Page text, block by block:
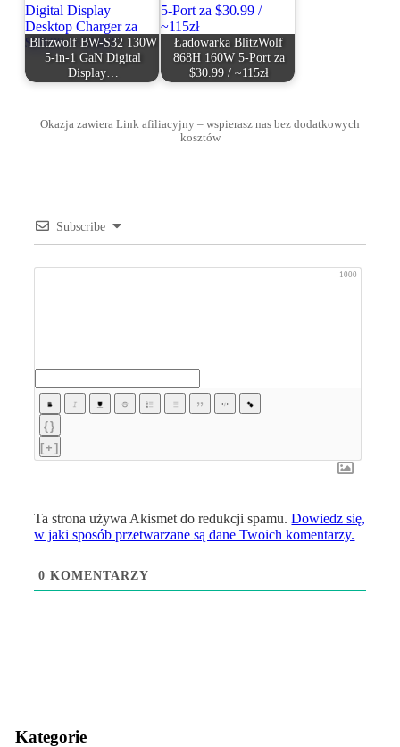
Blitzwolf BW-S32 130W
5-in-1 GaN Digital
Display…
Ładowarka BlitzWolf
868H 160W 5-Port za
$30.99 / ~115zł
Okazja zawiera Link afiliacyjny – wspierasz nas bez dodatkowych
kosztów
Subscribe
1000
{}
[+]
Ta strona używa Akismet do redukcji spamu.Dowiedz się,
w jaki sposób przetwarzane są dane Twoich komentarzy.
0 KOMENTARZY
Kategorie